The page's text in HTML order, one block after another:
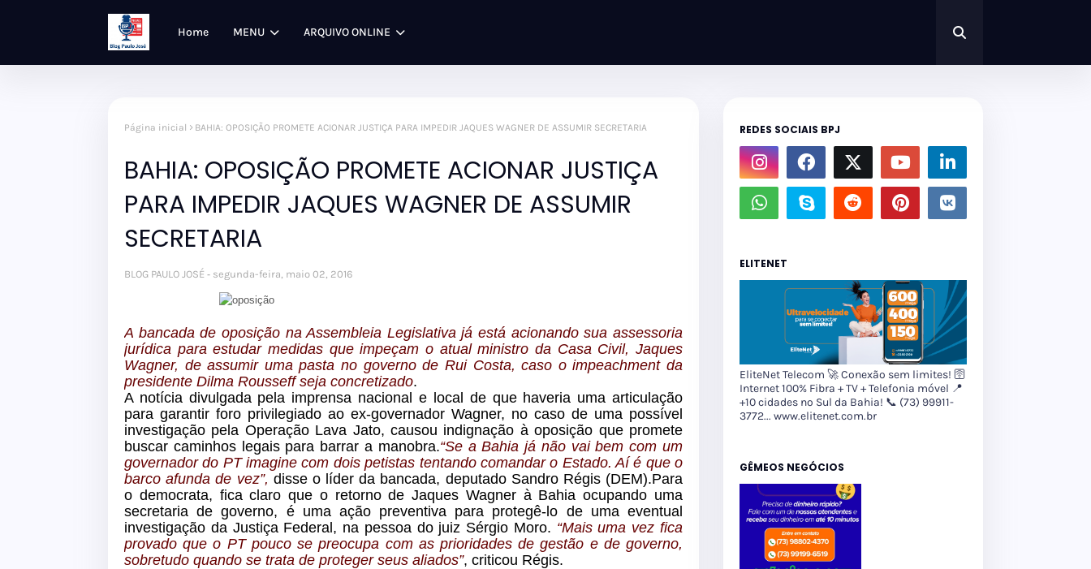
Home MENU ARQUIVO ONLINE
Página inicial BAHIA: OPOSIÇÃO PROMETE ACIONAR JUSTIÇA PARA IMPEDIR JAQUES WAGNER DE ASSUMIR SECRETARIA
BAHIA: OPOSIÇÃO PROMETE ACIONAR JUSTIÇA
PARA IMPEDIR JAQUES WAGNER DE ASSUMIR
SECRETARIA
BLOG PAULO JOSÉ segunda-feira, maio 02, 2016
A bancada de oposição na Assembleia Legislativa já está acionando sua assessoria
jurídica para estudar medidas que impeçam o atual ministro da Casa Civil, Jaques
Wagner, de assumir uma pasta no governo de Rui Costa, caso o impeachment da
presidente Dilma Rousseff seja concretizado.
A notícia divulgada pela imprensa nacional e local de que haveria uma articulação
para garantir foro privilegiado ao ex-governador Wagner, no caso de uma possível
investigação pela Operação Lava Jato, causou indignação à oposição que promete
buscar caminhos legais para barrar a manobra.“Se a Bahia já não vai bem com um
governador do PT imagine com dois petistas tentando comandar o Estado. Aí é que o
barco afunda de vez”, disse o líder da bancada, deputado Sandro Régis (DEM).Para
o democrata, fica claro que o retorno de Jaques Wagner à Bahia ocupando uma
secretaria de governo, é uma ação preventiva para protegê-lo de uma eventual
investigação da Justiça Federal, na pessoa do juiz Sérgio Moro. “Mais uma vez fica
provado que o PT pouco se preocupa com as prioridades de gestão e de governo,
sobretudo quando se trata de proteger seus aliados”, criticou Régis.
REDES SOCIAIS BPJ
ELITENET
EliteNet Telecom 🚀 Conexão sem limites! 🛜
Internet 100% Fibra + TV + Telefonia móvel 📍
+10 cidades no Sul da Bahia! 📞 (73) 99911-
3772... www.elitenet.com.br
GÊMEOS NEGÓCIOS